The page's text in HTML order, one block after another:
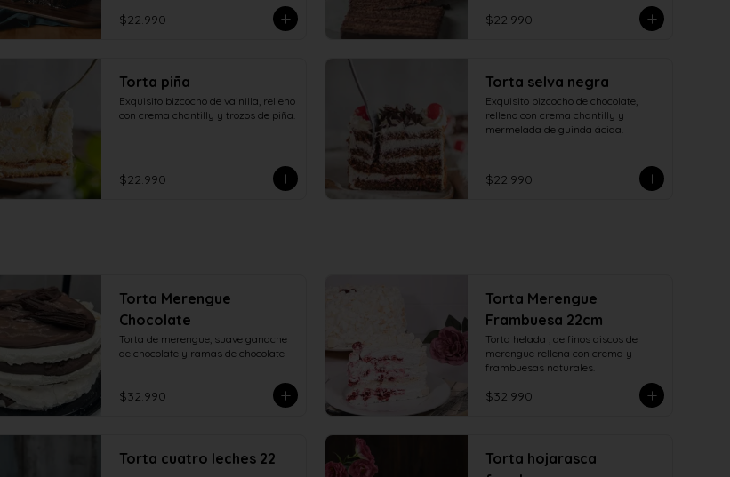
$22.990 $22.990
Torta piña
Exquisito bizcocho de vainilla, relleno
con crema chantilly y trozos de piña.
$22.990
Torta selva negra
Exquisito bizcocho de chocolate,
relleno con crema chantilly y
mermelada de guinda ácida.
$22.990
Torta Merengue
Chocolate
Torta de merengue, suave ganache
de chocolate y ramas de chocolate
$32.990
Torta Merengue
Frambuesa 22cm
Torta helada , de finos discos de
merengue rellena con crema y
frambuesas naturales.
$32.990
Torta cuatro leches 22
Torta hojarasca